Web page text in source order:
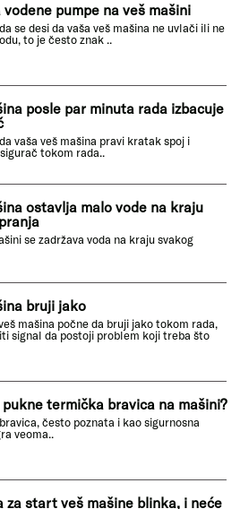
vodene pumpe na veš mašini
se desi da vaša veš mašina ne uvlači ili ne
to je često znak ..
posle par minuta rada izbacuje
vaša veš mašina pravi kratak spoj i
tokom rada..
ostavlja malo vode na kraju
se zadržava voda na kraju svakog
bruji jako
mašina počne da bruji jako tokom rada,
signal da postoji problem koji treba što
termička bravica na mašini?
često poznata i kao sigurnosna
veoma..
za start veš mašine blinka, i neće